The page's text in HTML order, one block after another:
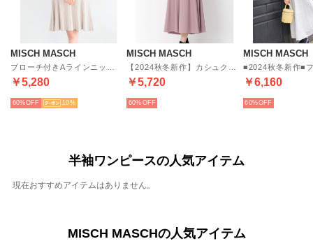
MISCH MASCH
￥5,280
60% 10
MISCH MASCH
￥5,720
60%
MISCH MASCH
￥6,160
60%
半袖ワンピースの人気アイテム
現在おすすめアイテムはありません。
MISCH MASCHの人気アイテム